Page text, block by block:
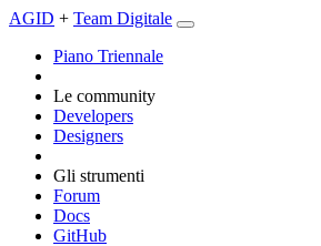
AGID + Team Digitale
Piano Triennale
Le community
Developers
Designers
Gli strumenti
Forum
Docs
GitHub